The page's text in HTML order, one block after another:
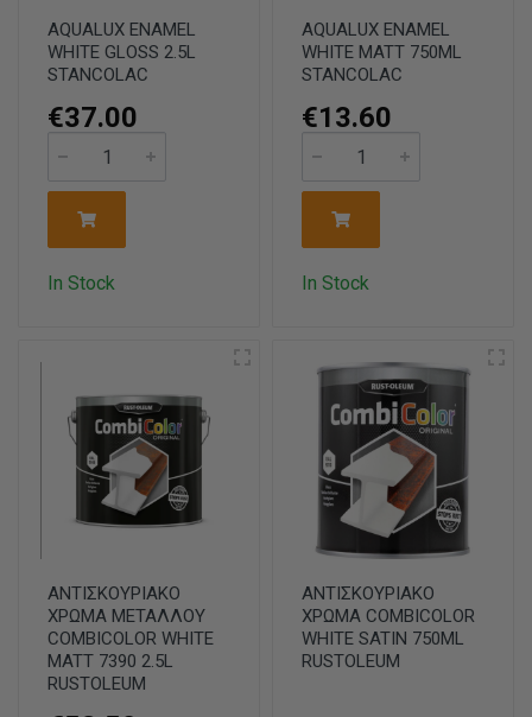
AQUALUX ENAMEL
WHITE GLOSS 2.5L
STANCOLAC
€37.00
In Stock
AQUALUX ENAMEL
WHITE MATT 750ML
STANCOLAC
€13.60
In Stock
ΑΝΤΙΣΚΟΥΡΙΑΚΟ
ΧΡΩΜΑ ΜΕΤΑΛΛΟΥ
COMBICOLOR WHITE
MATT 7390 2.5L
RUSTOLEUM
ΑΝΤΙΣΚΟΥΡΙΑΚΟ
ΧΡΩΜΑ COMBICOLOR
WHITE SATIN 750ML
RUSTOLEUM